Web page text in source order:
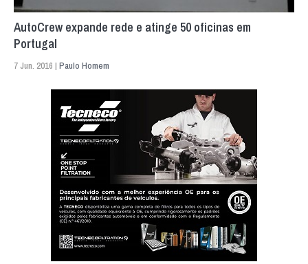
AutoCrew expande rede e atinge 50 oficinas em
Portugal
7 Jun. 2016 | Paulo Homem